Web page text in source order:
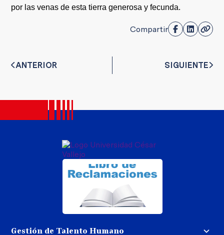
por las venas de esta tierra generosa y fecunda.
Compartir
ANTERIOR SIGUIENTE
Gestión de Talento Humano